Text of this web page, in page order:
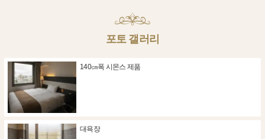
포토 갤러리
140㎝폭 시몬스 제품
대욕장